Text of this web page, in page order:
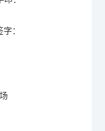
字 ：